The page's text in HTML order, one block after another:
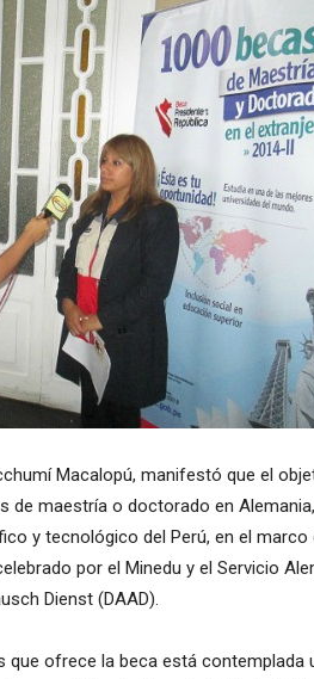
Macalopú, manifestó que el
de maestría o doctorado en
y tecnológico del Perú, en el marco
por el Minedu y el Servicio
Dienst (DAAD).
ofrece la beca está contemplada